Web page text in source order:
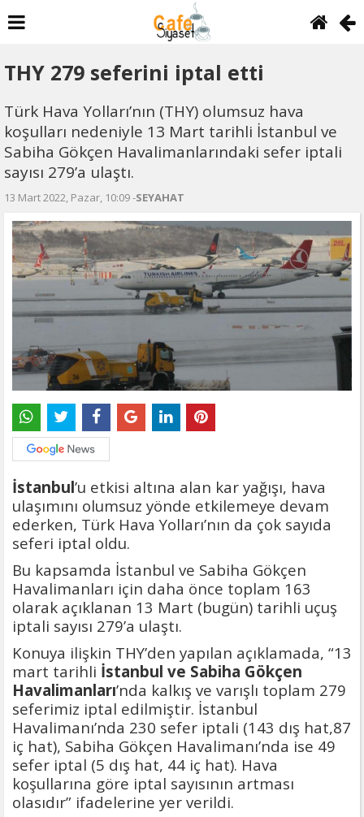
THY 279 seferini iptal etti
Türk Hava Yolları’nın (THY) olumsuz hava
koşulları nedeniyle 13 Mart tarihli İstanbul ve
Sabiha Gökçen Havalimanlarındaki sefer iptali
sayısı 279’a ulaştı.
13 Mart 2022, Pazar, 10:09 -SEYAHAT
İstanbul’u etkisi altına alan kar yağışı, hava
ulaşımını olumsuz yönde etkilemeye devam
ederken, Türk Hava Yolları’nın da çok sayıda
seferi iptal oldu.
Bu kapsamda İstanbul ve Sabiha Gökçen
Havalimanları için daha önce toplam 163
olarak açıklanan 13 Mart (bugün) tarihli uçuş
iptali sayısı 279’a ulaştı.
Konuya ilişkin THY’den yapılan açıklamada, “13
mart tarihli İstanbul ve Sabiha Gökçen
Havalimanları’nda kalkış ve varışlı toplam 279
seferimiz iptal edilmiştir. İstanbul
Havalimanı’nda 230 sefer iptali (143 dış hat,87
iç hat), Sabiha Gökçen Havalimanı’nda ise 49
sefer iptal (5 dış hat, 44 iç hat). Hava
koşullarına göre iptal sayısının artması
olasıdır” ifadelerine yer verildi.